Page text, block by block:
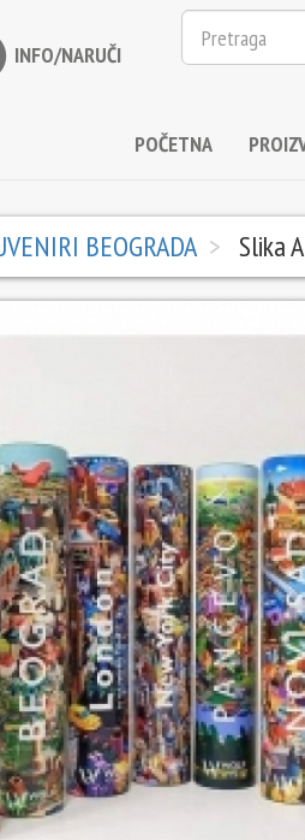
INFO/NARUČI
POČETNA
BEOGRADA Slika